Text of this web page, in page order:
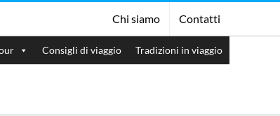
Chi siamo Contatti
Consigli di viaggio Tradizioni in viaggio